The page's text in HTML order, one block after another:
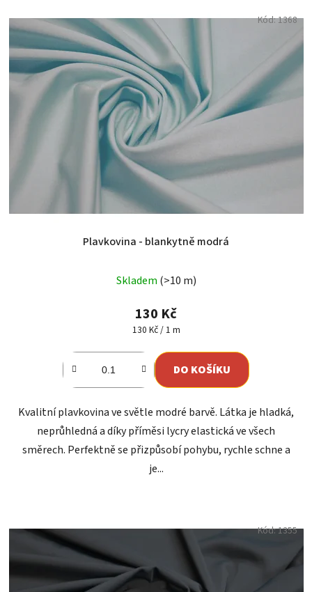
Plavkovina - blankytně modrá
Skladem (>10 m)
130 Kč
Měrná
130 Kč / 1 m
DO KOŠÍKU
Kvalitní plavkovina ve světle modré barvě. Látka je hladká,
neprůhledná a díky příměsi lycry elastická ve všech
směrech. Perfektně se přizpůsobí pohybu, rychle schne a
je...
Kód:1368
Kód:1355